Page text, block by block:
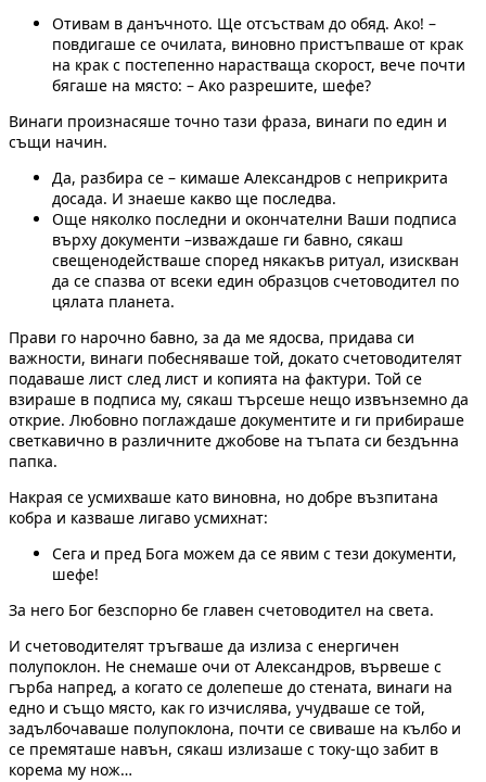
Отивам в данъчното. Ще отсъствам до обяд. Ако! –
повдигаше се очилата, виновно пристъпваше от крак
на крак с постепенно нарастваща скорост, вече почти
бягаше на място: – Ако разрешите, шефе?
Винаги произнасяше точно тази фраза, винаги по един и
същи начин.
Да, разбира се – кимаше Александров с неприкрита
досада. И знаеше какво ще последва.
Още няколко последни и окончателни Ваши подписа
върху документи –изваждаше ги бавно, сякаш
свещенодействаше според някакъв ритуал, изискван
да се спазва от всеки един образцов счетоводител по
цялата планета.
Прави го нарочно бавно, за да ме ядосва, придава си
важности, винаги побесняваше той, докато счетоводителят
подаваше лист след лист и копията на фактури. Той се
взираше в подписа му, сякаш търсеше нещо извънземно да
открие. Любовно поглаждаше документите и ги прибираше
светкавично в различните джобове на тъпата си бездънна
папка.
Накрая се усмихваше като виновна, но добре възпитана
кобра и казваше лигаво усмихнат:
Сега и пред Бога можем да се явим с тези документи,
шефе!
За него Бог безспорно бе главен счетоводител на света.
И счетоводителят тръгваше да излиза с енергичен
полупоклон. Не снемаше очи от Александров, вървеше с
гърба напред, а когато се долепеше до стената, винаги на
едно и също място, как го изчислява, учудваше се той,
задълбочаваше полупоклона, почти се свиваше на кълбо и
се премяташе навън, сякаш излизаше с току-що забит в
корема му нож…